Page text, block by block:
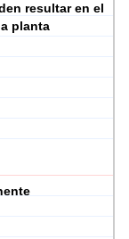
resultar en el
planta